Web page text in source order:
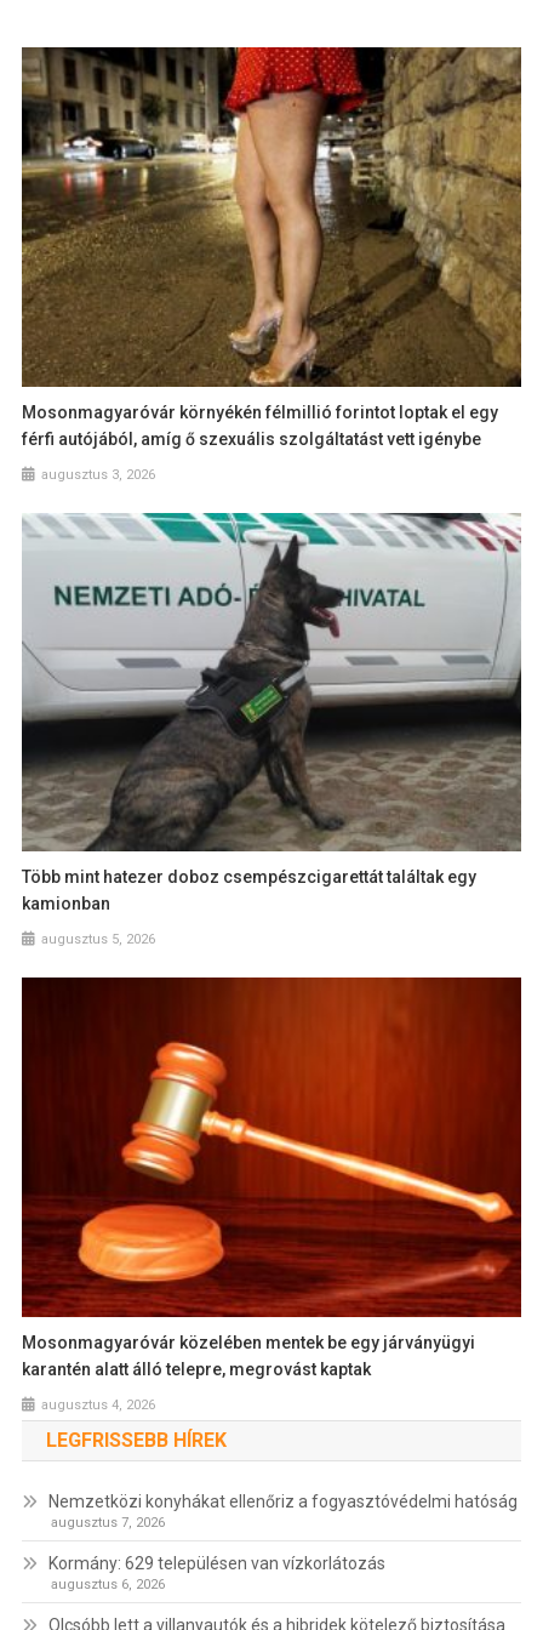
Mosonmagyaróvár környékén félmillió forintot loptak el egy
férfi autójából, amíg ő szexuális szolgáltatást vett igénybe
augusztus 3, 2026
Több mint hatezer doboz csempészcigarettát találtak egy
kamionban
augusztus 5, 2026
Mosonmagyaróvár közelében mentek be egy járványügyi
karantén alatt álló telepre, megrovást kaptak
augusztus 4, 2026
LEGFRISSEBB HÍREK
Nemzetközi konyhákat ellenőriz a fogyasztóvédelmi hatóság
augusztus 7, 2026
Kormány: 629 településen van vízkorlátozás
augusztus 6, 2026
Olcsóbb lett a villanyautók és a hibridek kötelező biztosítása